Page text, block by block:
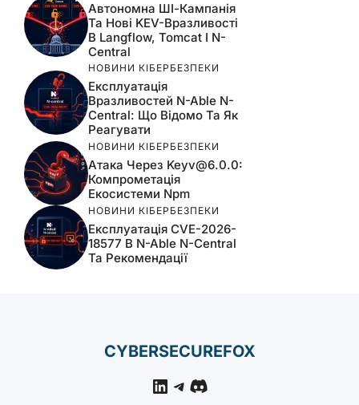
Автономна ШІ-Кампанія
Та Нові KEV-Вразливості
В Langflow, Tomcat І N-
Central
НОВИНИ КІБЕРБЕЗПЕКИ
Експлуатація
Вразливостей N-Able N-
Central: Що Відомо Та Як
Реагувати
НОВИНИ КІБЕРБЕЗПЕКИ
Атака Через Keyv@6.0.0:
Компрометація
Екосистеми Npm
НОВИНИ КІБЕРБЕЗПЕКИ
Експлуатація CVE-2026-
18577 В N-Able N-Central
Та Рекомендації
CYBERSECUREFOX
LinkedIn
Telegram
Discord